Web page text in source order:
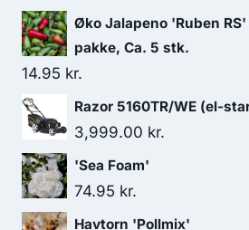
Øko Jalapeno 'Ruben
pakke, Ca. 5 stk.
14.95 kr.
Razor 5160TR/WE (el-
3,999.00 kr.
'Sea Foam'
74.95 kr.
Havtorn 'Pollmix'